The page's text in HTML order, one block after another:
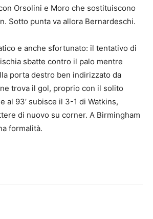
Orsolini e Moro che sostituiscono
Sotto punta va allora Bernardeschi.
e anche sfortunato: il tentativo di
sbatte contro il palo mentre
porta destro ben indirizzato da
trova il gol, proprio con il solito
al 93’ subisce il 3-1 di Watkins,
di nuovo su corner. A Birmingham
formalità.